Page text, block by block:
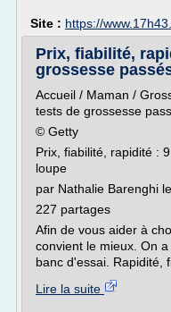
Site : https://
Prix, fiabilité,
grossesse
Accueil / Maman /
tests de grossesse
© Getty
Prix, fiabilité, rapidité :
loupe
par Nathalie Barenghi
227 partages
Afin de vous aider à
convient le mieux. On
banc d'essai. Rapidité,
Lire la suite